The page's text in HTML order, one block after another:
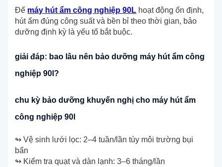
Để máy hút ẩm công nghiệp 90L hoạt động ổn định,
hút ẩm đúng công suất và bền bỉ theo thời gian, bảo
dưỡng định kỳ là yếu tố bắt buộc.
giải đáp: bao lâu nên bảo dưỡng máy hút ẩm công
nghiệp 90l?
chu kỳ bảo dưỡng khuyến nghị cho máy hút ẩm
công nghiệp 90l
↬ Vệ sinh lưới lọc: 2–4 tuần/lần tùy môi trường bụi
bẩn
↬ Kiểm tra quạt và dàn lạnh: 3–6 tháng/lần